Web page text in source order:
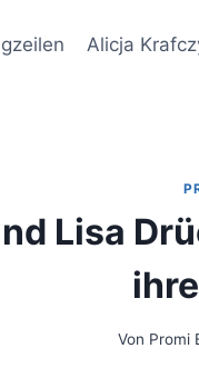
Alicja
Lisa
Von Promi